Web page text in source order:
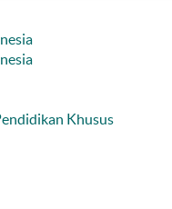
Khusus